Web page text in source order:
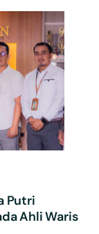
Putri
Ahli Waris